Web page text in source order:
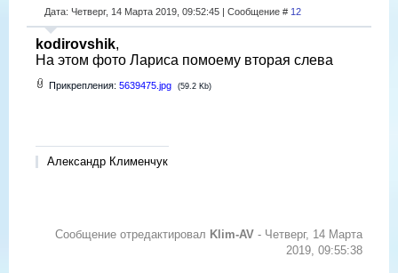
Дата: Четверг, 14 Марта 2019, 09:52:45 | Сообщение # 12
kodirovshik,
На этом фото Лариса помоему вторая слева
Прикрепления: 5639475.jpg (59.2 Kb)
Александр Клименчук
Сообщение отредактировал Klim-AV - Четверг, 14 Марта
2019, 09:55:38